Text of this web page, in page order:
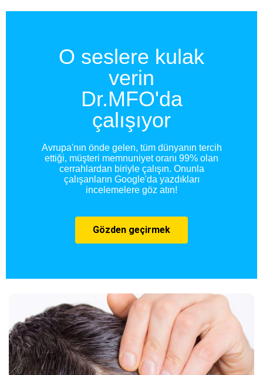
O seslere kulak
verin
Dr.MFO'da
çalışıyor
Avrupa'nın önde gelen, tüm dünyanın tercih
ettiği, müşteri memnuniyet oranı 99% olan
cerrahlardan biriyle çalışın. Onunla
çalışanların Google'da yazdıkları
incelemelere göz atın!
Gözden geçirmek